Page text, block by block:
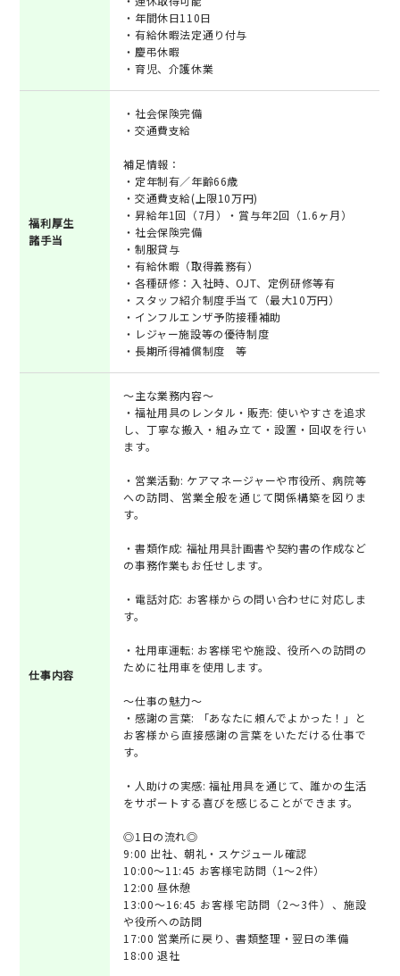
・年間休日110日
・有給休暇法定通り付与
・慶弔休暇
・育児、介護休業
福利厚生
諸手当
・社会保険完備
・交通費支給
補足情報：
・定年制有／年齢66歳
・交通費支給(上限10万円)
・昇給年1回（7月）・賞与年2回（1.6ヶ月）
・社会保険完備
・制服貸与
・有給休暇（取得義務有）
・各種研修：入社時、OJT、定例研修等有
・スタッフ紹介制度手当て（最大10万円）
・インフルエンザ予防接種補助
・レジャー施設等の優待制度
・長期所得補償制度 等
仕事内容
～主な業務内容～
・福祉用具のレンタル・販売: 使いやすさを追求
し、丁寧な搬入・組み立て・設置・回収を行い
ます。
・営業活動: ケアマネージャーや市役所、病院等
への訪問、営業全般を通じて関係構築を図りま
す。
・書類作成: 福祉用具計画書や契約書の作成など
の事務作業もお任せします。
・電話対応: お客様からの問い合わせに対応しま
す。
・社用車運転: お客様宅や施設、役所への訪問の
ために社用車を使用します。
～仕事の魅力～
・感謝の言葉: 「あなたに頼んでよかった！」と
お客様から直接感謝の言葉をいただける仕事で
す。
・人助けの実感: 福祉用具を通じて、誰かの生活
をサポートする喜びを感じることができます。
◎1日の流れ◎
9:00 出社、朝礼・スケジュール確認
10:00～11:45 お客様宅訪問（1～2件）
12:00 昼休憩
13:00～16:45 お客様宅訪問（2～3件）、施設
や役所への訪問
17:00 営業所に戻り、書類整理・翌日の準備
18:00 退社